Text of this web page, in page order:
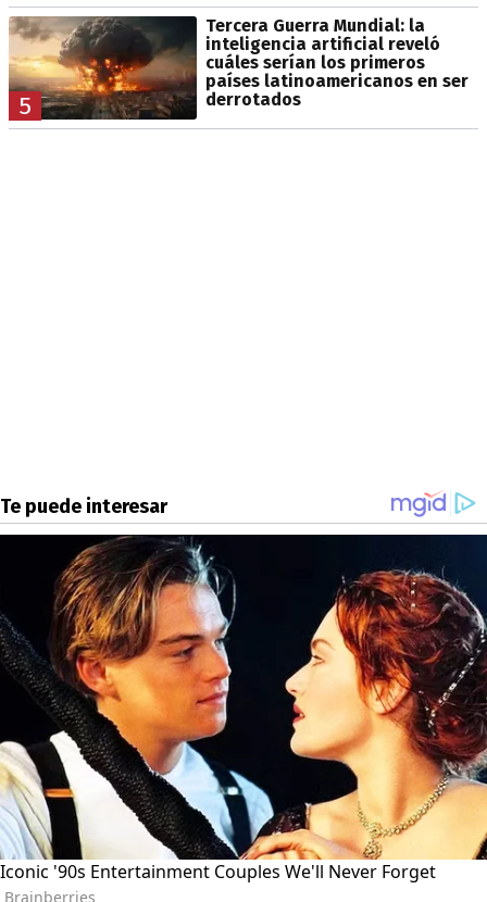
5
Tercera Guerra Mundial: la
inteligencia artificial reveló
cuáles serían los primeros
países latinoamericanos en ser
derrotados